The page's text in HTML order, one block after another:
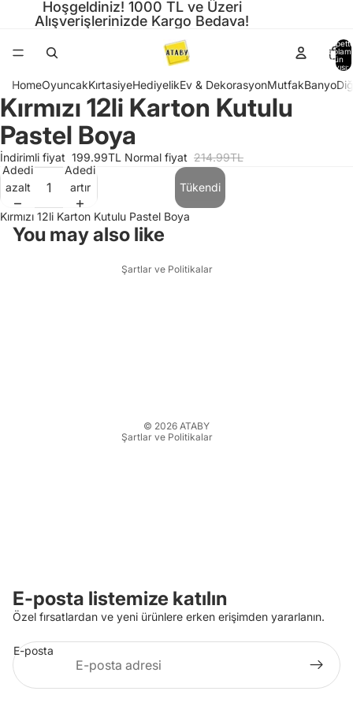
Hoşgeldiniz! 1000 TL ve Üzeri
Alışverişlerinizde Kargo Bedava!
toplam
ürün
sayısı:
HomeOyuncakKırtasiyeHediyelikEv & DekorasyonMutfakBanyo
Görseli
tam
ekranda
aç
Kırmızı 12li Karton Kutulu
Pastel Boya
İndirimli fiyat 199.99TL Normal fiyat 214.99TL
Adedi
azalt
Adedi
artır
Tükendi
Kırmızı 12li Karton Kutulu Pastel Boya
You may also like
Şartlar ve Politikalar
Gizlilik politikası
Hizmet şartları
Para iade politikası
İletişim bilgileri
Yasal bildirim
© 2026 ATABY
Şartlar ve Politikalar
E-posta listemize katılın
Özel fırsatlardan ve yeni ürünlere erken erişimden yararlanın.
E-posta